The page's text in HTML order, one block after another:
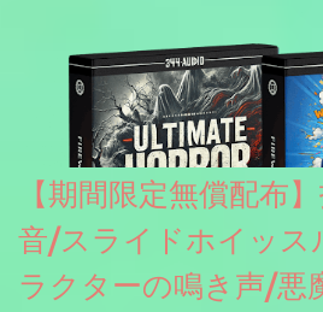
のあるDrumNetのメーカーです。調べ
ソースを元に設計・改良した製品のよ
【期間限定無償配布
音/スライドホイッス
ラクターの鳴き声/悪